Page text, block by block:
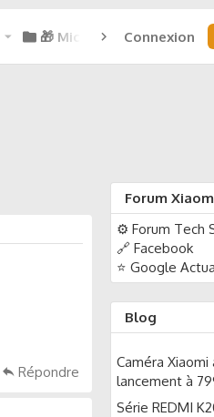
🎁 Micoins : 0Connexion
Répondre
Forum
⚙️ Forum Tech
🔗 Facebook
⭐ Google
Blog
Caméra
lancement à
Série REDMI